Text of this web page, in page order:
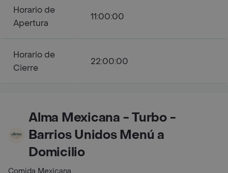
Horario de
Apertura
11:00:00
Horario de
Cierre
22:00:00
Alma Mexicana - Turbo -
Barrios Unidos Menú a
Domicilio